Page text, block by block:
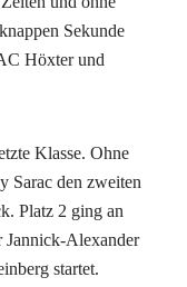
Sekunde
Höxter und
Klasse. Ohne
Sarac den zweiten
Platz 2 ging an
Alexander
startet.